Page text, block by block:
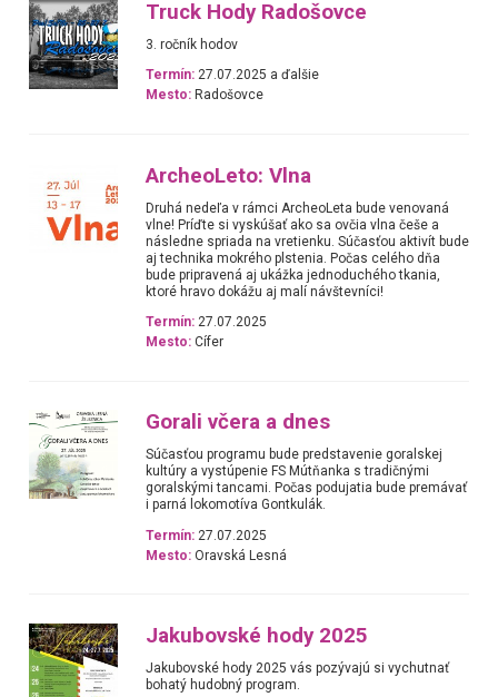
Truck Hody Radošovce
3. ročník hodov
Termín: 27.07.2025 a ďalšie
Mesto: Radošovce
ArcheoLeto: Vlna
Druhá nedeľa v rámci ArcheoLeta bude venovaná
vlne! Príďte si vyskúšať ako sa ovčia vlna češe a
následne spriada na vretienku. Súčasťou aktivít bude
aj technika mokrého plstenia. Počas celého dňa
bude pripravená aj ukážka jednoduchého tkania,
ktoré hravo dokážu aj malí návštevníci!
Termín: 27.07.2025
Mesto: Cífer
Gorali včera a dnes
Súčasťou programu bude predstavenie goralskej
kultúry a vystúpenie FS Mútňanka s tradičnými
goralskými tancami. Počas podujatia bude premávať
i parná lokomotíva Gontkulák.
Termín: 27.07.2025
Mesto: Oravská Lesná
Jakubovské hody 2025
Jakubovské hody 2025 vás pozývajú si vychutnať
bohatý hudobný program.